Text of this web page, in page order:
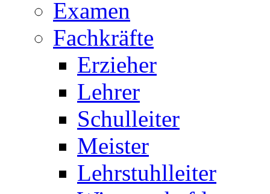
Examen
Fachkräfte
Erzieher
Lehrer
Schulleiter
Meister
Lehrstuhlleiter